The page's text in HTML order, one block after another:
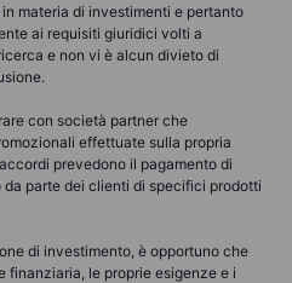
materia di investimenti e pertanto
ai requisiti giuridici volti a
e non vi è alcun divieto di
con società partner che
effettuate sulla propria
prevedono il pagamento di
parte dei clienti di specifici prodotti
di investimento, è opportuno che
le proprie esigenze e i